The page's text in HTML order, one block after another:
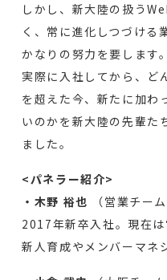
しかし、新大陸の扱う
く、常に進化しつづける
かなりの努力を要します。
実際に入社してから、ど
を超えた今、新たに加わ
いのかを新大陸の先輩た
ました。
<パネラー紹介>
・木野 裕也 （営業チー
2017年新卒入社。現在は
新人育成やメンバーマネ